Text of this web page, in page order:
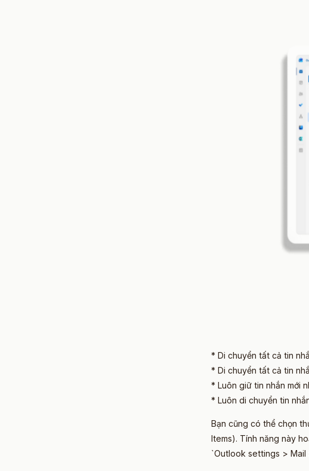
* Di chuyển tất cả tin
* Di chuyển tất cả tin
* Luôn giữ tin nhắn mới
* Luôn di chuyển tin
Bạn cũng có thể chọn
Items). Tính năng này
`Outlook settings > Mail